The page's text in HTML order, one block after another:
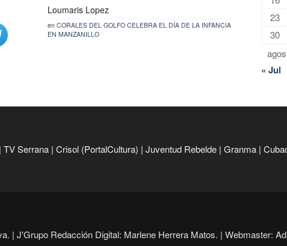
Loumaris Lopez
en CORALES DEL GOLFO CELEBRA EL DÍA DE LA INFANCIA
EN MANZANILLO
23
30
« Jul
| TV Serrana | Crisol (PortalCultura) | Juventud Rebelde | Granma |
| J'Grupo Redacción Digital: Marlene Herrera Matos. | Webmaster: